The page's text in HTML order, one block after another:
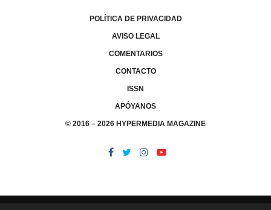
POLÍTICA DE PRIVACIDAD
AVISO LEGAL
COMENTARIOS
CONTACTO
ISSN
APÓYANOS
© 2016 – 2026 HYPERMEDIA MAGAZINE